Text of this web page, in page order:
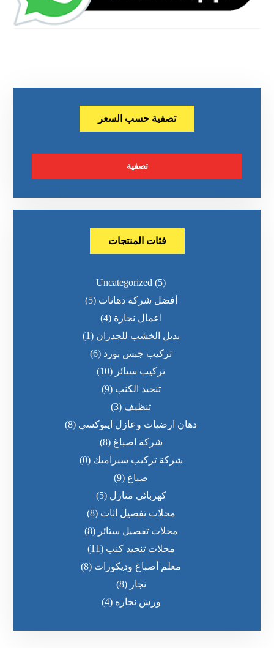
تصفية حسب السعر
تصفية
فئات المنتجات
Uncategorized (5)
أفضل شركة دهانات (5)
اعمال نجارة (4)
بديل الخشب للجدران (1)
تركيب جبس بورد (6)
تركيب ستائر (10)
تنجيد الكنب (9)
تنظيف (3)
دهان ارضيات وعازل ايبوكسي (8)
شركة اصباغ (8)
شركة تركيب سيراميك (0)
صباغ (9)
كهربائي منازل (5)
محلات تفصيل اثاث (8)
محلات تفصيل ستائر (8)
محلات تنجيد كنب (11)
معلم أصباغ وديكورات (8)
نجار (8)
ورش نجاره (4)